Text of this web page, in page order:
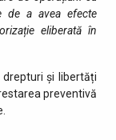
de a avea efecte
eliberată în
drepturi și libertăți
preventivă